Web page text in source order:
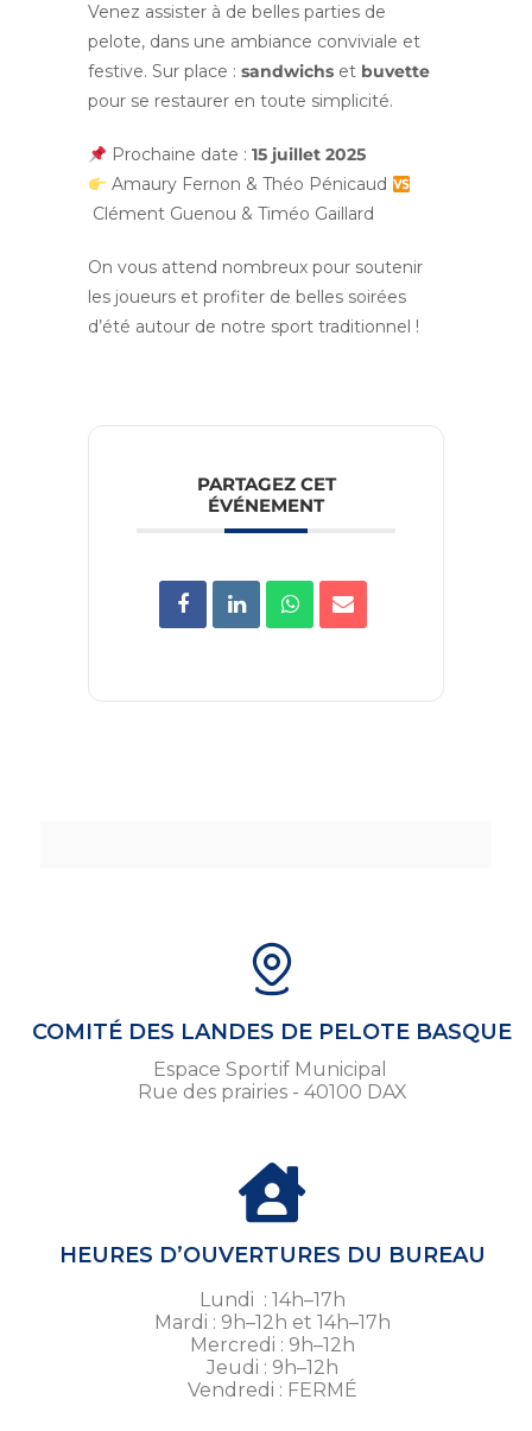
Venez assister à de belles parties de
pelote, dans une ambiance conviviale et
festive. Sur place : sandwichs et buvette
pour se restaurer en toute simplicité.
Prochaine date : 15 juillet 2025
Amaury Fernon & Théo Pénicaud
Clément Guenou & Timéo Gaillard
On vous attend nombreux pour soutenir
les joueurs et profiter de belles soirées
d’été autour de notre sport traditionnel !
PARTAGEZ CET
ÉVÉNEMENT
COMITÉ DES LANDES DE PELOTE BASQUE
Espace Sportif Municipal
Rue des prairies - 40100 DAX
HEURES D’OUVERTURES DU BUREAU
Lundi : 14h–17h
Mardi : 9h–12h et 14h–17h
Mercredi : 9h–12h
Jeudi : 9h–12h
Vendredi : FERMÉ